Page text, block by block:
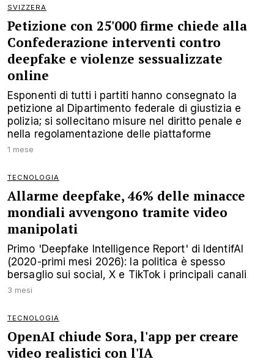
SVIZZERA
Petizione con 25'000 firme chiede alla
Confederazione interventi contro
deepfake e violenze sessualizzate
online
Esponenti di tutti i partiti hanno consegnato la
petizione al Dipartimento federale di giustizia e
polizia; si sollecitano misure nel diritto penale e
nella regolamentazione delle piattaforme
1 mese
TECNOLOGIA
Allarme deepfake, 46% delle minacce
mondiali avvengono tramite video
manipolati
Primo 'Deepfake Intelligence Report' di IdentifAI
(2020-primi mesi 2026): la politica è spesso
bersaglio sui social, X e TikTok i principali canali
3 mesi
TECNOLOGIA
OpenAI chiude Sora, l'app per creare
video realistici con l'IA